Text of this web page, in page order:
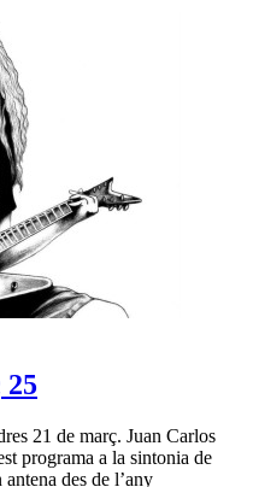
25
21 de març. Juan Carlos
programa a la sintonia de
des de l’any